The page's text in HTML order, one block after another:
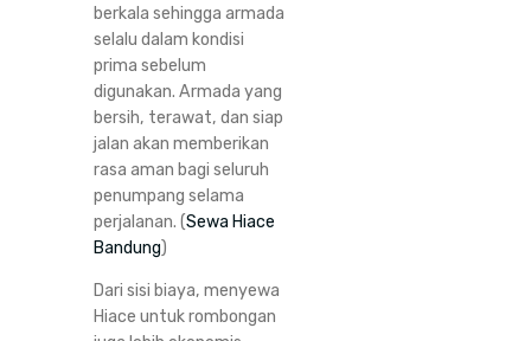
berkala sehingga armada
selalu dalam kondisi
prima sebelum
digunakan. Armada yang
bersih, terawat, dan siap
jalan akan memberikan
rasa aman bagi seluruh
penumpang selama
perjalanan. (Sewa Hiace
Bandung)
Dari sisi biaya, menyewa
Hiace untuk rombongan